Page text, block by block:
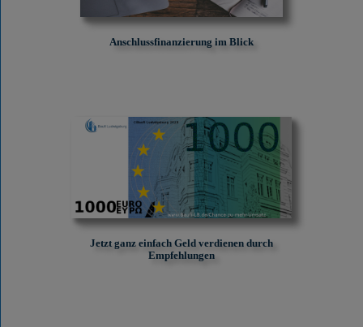
Anschlussfinanzierung im Blick
Jetzt ganz einfach Geld verdienen durch
Empfehlungen